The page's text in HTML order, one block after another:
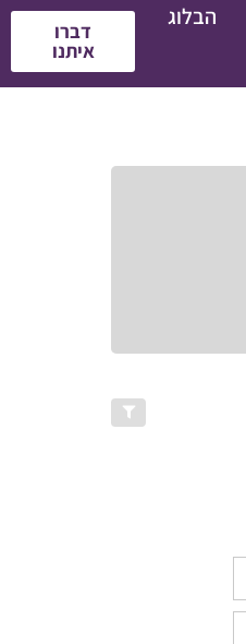
הבלוג
דברו
איתנו